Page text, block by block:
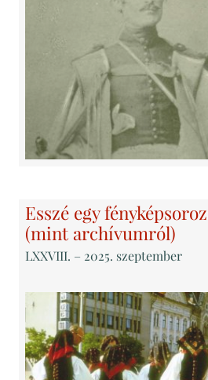
Esszé egy
(mint archívumról)
LXXVIII. – 2025. szeptember